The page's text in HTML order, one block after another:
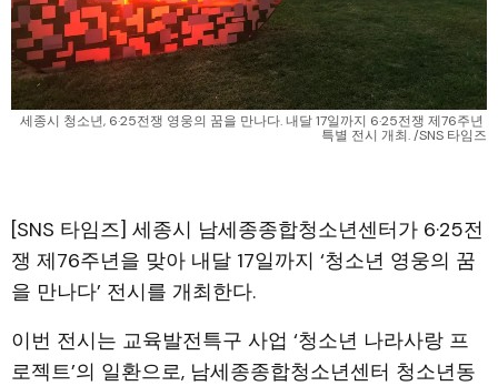
세종시 청소년, 6·25전쟁 영웅의 꿈을 만나다. 내달 17일까지 6·25전쟁 제76주년
특별 전시 개최. /SNS 타임즈
[SNS 타임즈] 세종시 남세종종합청소년센터가 6·25전
쟁 제76주년을 맞아 내달 17일까지 ‘청소년 영웅의 꿈
을 만나다’ 전시를 개최한다.
이번 전시는 교육발전특구 사업 ‘청소년 나라사랑 프
로젝트’의 일환으로, 남세종종합청소년센터 청소년동